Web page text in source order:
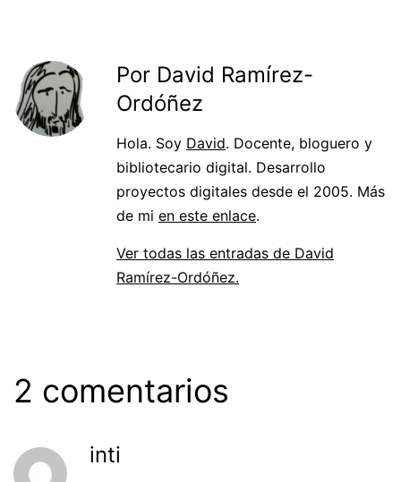
Por David Ramírez-
Ordóñez
Hola. Soy David. Docente, bloguero y
bibliotecario digital. Desarrollo
proyectos digitales desde el 2005. Más
de mi en este enlace.
Ver todas las entradas de David
Ramírez-Ordóñez.
2 comentarios
inti